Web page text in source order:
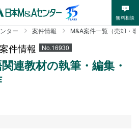
無料相談
ター 案件情報 M&A案件一覧（売却・
件情報 No.16930
連教材の執筆・編集・